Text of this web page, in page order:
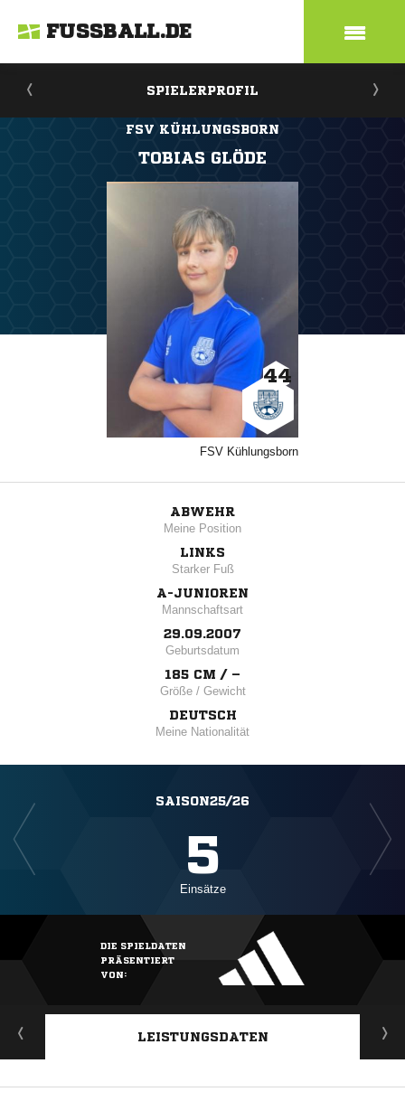
FUSSBALL.DE
SPIELERPROFIL
FSV KÜHLUNGSBORN
TOBIAS GLÖDE
FSV Kühlungsborn
44
ABWEHR
Meine Position
LINKS
Starker Fuß
A-JUNIOREN
Mannschaftsart
29.09.2007
Geburtsdatum
185 CM / –
Größe / Gewicht
DEUTSCH
Meine Nationalität
SAISON25/26
5
Einsätze
DIE SPIELDATEN
PRÄSENTIERT
VON:
LEISTUNGSDATEN